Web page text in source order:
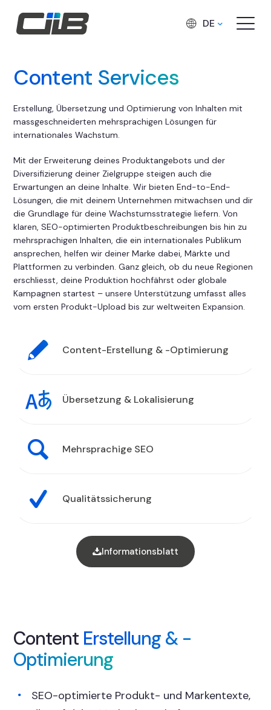
DE
Content Services
Erstellung, Übersetzung und Optimierung von Inhalten mit
massgeschneiderten mehrsprachigen Lösungen für
internationales Wachstum.
Mit der Erweiterung deines Produktangebots und der
Diversifizierung deiner Zielgruppe steigen auch die
Erwartungen an deine Inhalte. Wir bieten End-to-End-
Lösungen, die mit deinem Unternehmen mitwachsen und dir
die Grundlage für deine Wachstumsstrategie liefern. Von
klaren, SEO-optimierten Produktbeschreibungen bis hin zu
mehrsprachigen Inhalten, die ein internationales Publikum
ansprechen, helfen wir deiner Marke dabei, Märkte und
Plattformen zu verbinden. Ganz gleich, ob du neue Regionen
erschliesst, deine Produktion hochfährst oder globale
Kampagnen startest – unsere Unterstützung umfasst alles
vom ersten Produkt-Upload bis zur weltweiten Expansion.
Content-Erstellung & -Optimierung
Übersetzung & Lokalisierung
Mehrsprachige SEO
Qualitätssicherung
Informationsblatt
Content Erstellung & -
Optimierung
SEO-optimierte Produkt- und Markentexte,